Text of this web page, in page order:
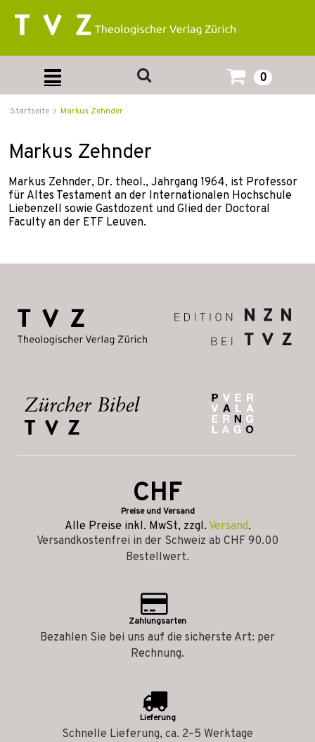
0
Startseite Markus Zehnder
Markus Zehnder
Markus Zehnder, Dr. theol., Jahrgang 1964, ist Professor
für Altes Testament an der Internationalen Hochschule
Liebenzell sowie Gastdozent und Glied der Doctoral
Faculty an der ETF Leuven.
CHF
Preise und Versand
Alle Preise inkl. MwSt, zzgl. Versand.
Versandkostenfrei in der Schweiz ab CHF 90.00
Bestellwert.
Zahlungsarten
Bezahlen Sie bei uns auf die sicherste Art: per
Rechnung.
Lieferung
Schnelle Lieferung, ca. 2–5 Werktage